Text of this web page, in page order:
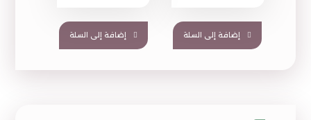
إضافة إلى السلة إضافة إلى السلة